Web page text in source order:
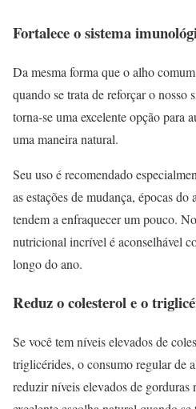
Fortalece o sistema
Da mesma forma que o alho
quando se trata de reforçar o nosso
torna-se uma excelente opção para
uma maneira natural.
Seu uso é recomendado
as estações de mudança, épocas do
tendem a enfraquecer um pouco.
nutricional incrível é aconselhável
longo do ano.
Reduz o colesterol e o
Se você tem níveis elevados de
triglicérides, o consumo regular de
reduzir níveis elevados de gorduras